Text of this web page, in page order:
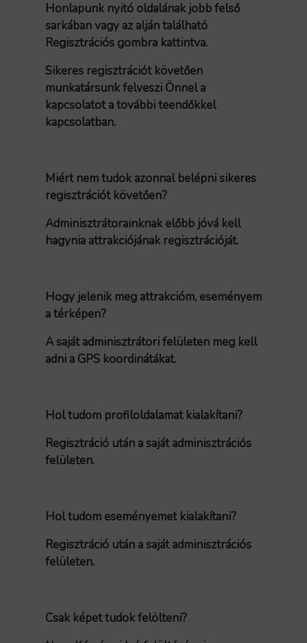
Honlapunk nyitó oldalának jobb felső
sarkában vagy az alján található
Regisztrációs gombra kattintva.
Sikeres regisztrációt követően
munkatársunk felveszi Önnel a
kapcsolatot a további teendőkkel
kapcsolatban.
Miért nem tudok azonnal belépni sikeres
regisztrációt követően?
Adminisztrátorainknak előbb jóvá kell
hagynia attrakciójának regisztrációját.
Hogy jelenik meg attrakcióm, eseményem
a térképen?
A saját adminisztrátori felületen meg kell
adni a GPS koordinátákat.
Hol tudom profiloldalamat kialakítani?
Regisztráció után a saját adminisztrációs
felületen.
Hol tudom eseményemet kialakítani?
Regisztráció után a saját adminisztrációs
felületen.
Csak képet tudok felölteni?